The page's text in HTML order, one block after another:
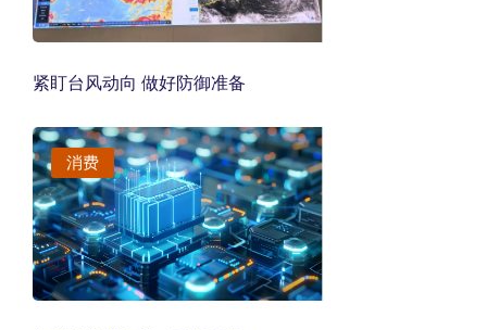
紧盯台风动向 做好防御准备
消费